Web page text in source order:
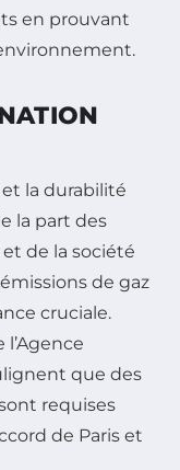
en prouvant
la durabilité
la part des
de la société
de gaz
cruciale.
que des
requises
de Paris et